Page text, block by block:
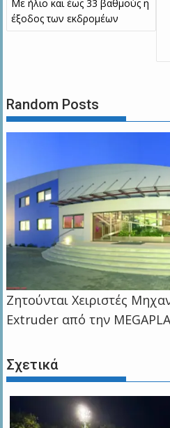
Με ήλιο και έως 33 βαθμούς η
έξοδος των εκδρομέων
Random Posts
Zητούνται Χειριστές
Extruder από την
Σχετικά